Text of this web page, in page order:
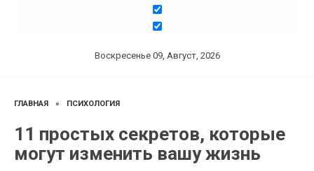
Воскресенье 09, Август, 2026
ГЛАВНАЯ » ПСИХОЛОГИЯ
11 простых секретов, которые
могут изменить вашу жизнь